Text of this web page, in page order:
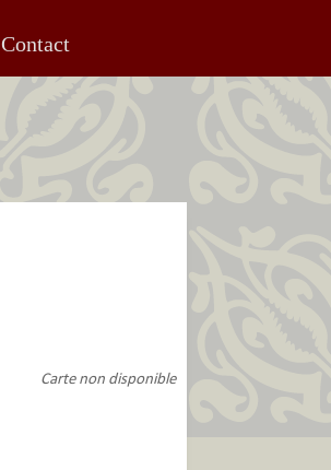
Contact
Carte non disponible